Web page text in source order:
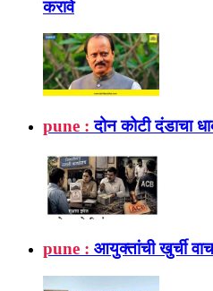
करावे
pune : दोन कोटी दंडाचा
pune : आयुक्तांची खुर्ची